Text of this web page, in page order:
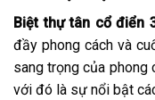
Biệt thự tân cổ điển
đầy phong cách và
sang trọng của phong
với đó là sự nổi bật